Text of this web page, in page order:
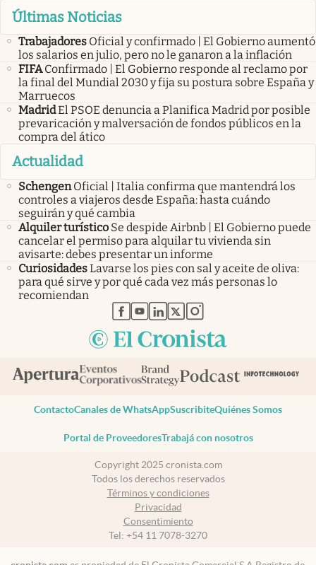
Últimas Noticias
Trabajadores Oficial y confirmado | El Gobierno aumentó
los salarios en julio, pero no le ganaron a la inflación
FIFA Confirmado | El Gobierno responde al reclamo por
la final del Mundial 2030 y fija su postura sobre España y
Marruecos
MadridEl PSOE denuncia a Planifica Madrid por posible
prevaricación y malversación de fondos públicos en la
compra del ático
Actualidad
Schengen Oficial | Italia confirma que mantendrá los
controles a viajeros desde España: hasta cuándo
seguirán y qué cambia
Alquiler turístico Se despide Airbnb | El Gobierno puede
cancelar el permiso para alquilar tu vivienda sin
avisarte: debes presentar un informe
CuriosidadesLavarse los pies con sal y aceite de oliva:
para qué sirve y por qué cada vez más personas lo
recomiendan
abre en nueva pestaña
abre en nueva pestaña
abre en nueva pestaña
abre en nueva pestaña
abre en nueva pestaña
ContactoCanales de WhatsAppSuscribiteQuiénes Somos
Portal de ProveedoresTrabajá con nosotros
Copyright 2025 cronista.com
Todos los derechos reservados
Términos y condiciones
Privacidad
Consentimiento
Tel: +54 11 7078-3270